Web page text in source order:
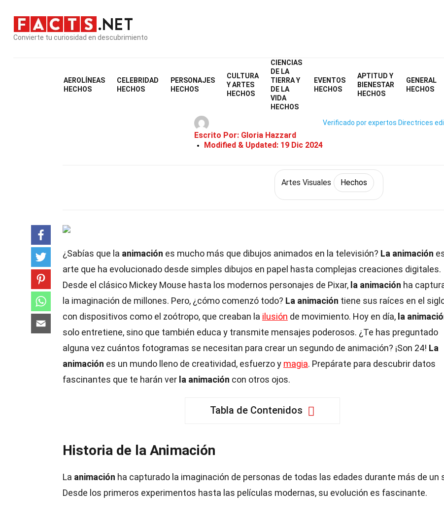
Convierte tu curiosidad en descubrimiento
AEROLÍNEAS
HECHOS
CELEBRIDAD
HECHOS
PERSONAJES
HECHOS
CULTURA
Y ARTES
HECHOS
CIENCIAS
DE LA
TIERRA Y
DE LA
VIDA
HECHOS
EVENTOS
HECHOS
APTITUD Y
BIENESTAR
HECHOS
GENERAL
HECHOS
Cultura y Artes
34 Hechos Sobre Animación
Escrito Por: Gloria Hazzard
Modified & Updated: 19 Dic 2024
Verificado por expertos Directrices
Artes Visuales Hechos
¿Sabías que la animación es mucho más que dibujos animados en la televisión? La animación
arte que ha evolucionado desde simples dibujos en papel hasta complejas creaciones digitales.
Desde el clásico Mickey Mouse hasta los modernos personajes de Pixar, la animación ha
la imaginación de millones. Pero, ¿cómo comenzó todo? La animación tiene sus raíces en el
con dispositivos como el zoótropo, que creaban la ilusión de movimiento. Hoy en día, la
solo entretiene, sino que también educa y transmite mensajes poderosos. ¿Te has preguntado
alguna vez cuántos fotogramas se necesitan para crear un segundo de animación? ¡Son 24! La
animación es un mundo lleno de creatividad, esfuerzo y magia. Prepárate para descubrir datos
fascinantes que te harán ver la animación con otros ojos.
Tabla de Contenidos
Historia de la Animación
La animación ha capturado la imaginación de personas de todas las edades durante más de un
Desde los primeros experimentos hasta las películas modernas, su evolución es fascinante.